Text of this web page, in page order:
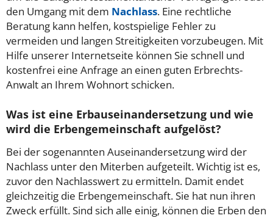
den Umgang mit dem Nachlass. Eine rechtliche
Beratung kann helfen, kostspielige Fehler zu
vermeiden und langen Streitigkeiten vorzubeugen. Mit
Hilfe unserer Internetseite können Sie schnell und
kostenfrei eine Anfrage an einen guten Erbrechts-
Anwalt an Ihrem Wohnort schicken.
Was ist eine Erbauseinandersetzung und wie
wird die Erbengemeinschaft aufgelöst?
Bei der sogenannten Auseinandersetzung wird der
Nachlass unter den Miterben aufgeteilt. Wichtig ist es,
zuvor den Nachlasswert zu ermitteln. Damit endet
gleichzeitig die Erbengemeinschaft. Sie hat nun ihren
Zweck erfüllt. Sind sich alle einig, können die Erben den